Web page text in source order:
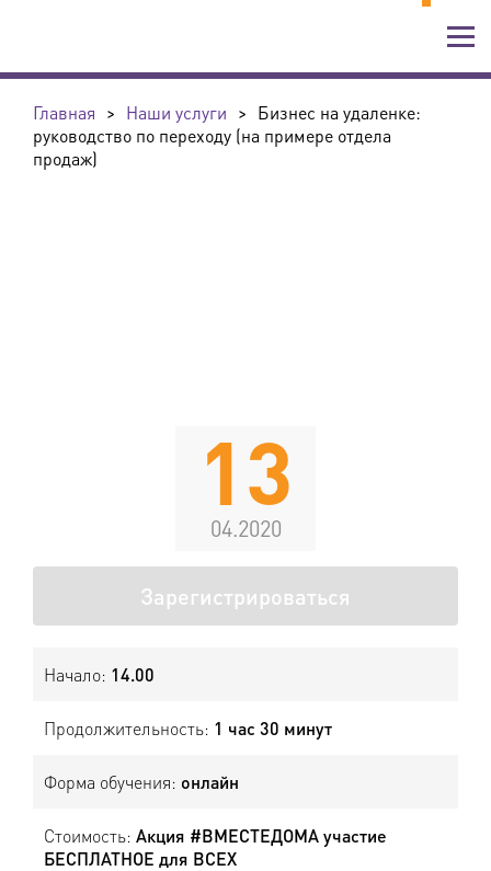
Главная > Наши услуги > Бизнес на удаленке:
руководство по переходу (на примере отдела
продаж)
13
04.2020
Зарегистрироваться
Начало: 14.00
Продолжительность: 1 час 30 минут
Форма обучения: онлайн
Стоимость: Акция #ВМЕСТЕДОМА участие
БЕСПЛАТНОЕ для ВСЕХ